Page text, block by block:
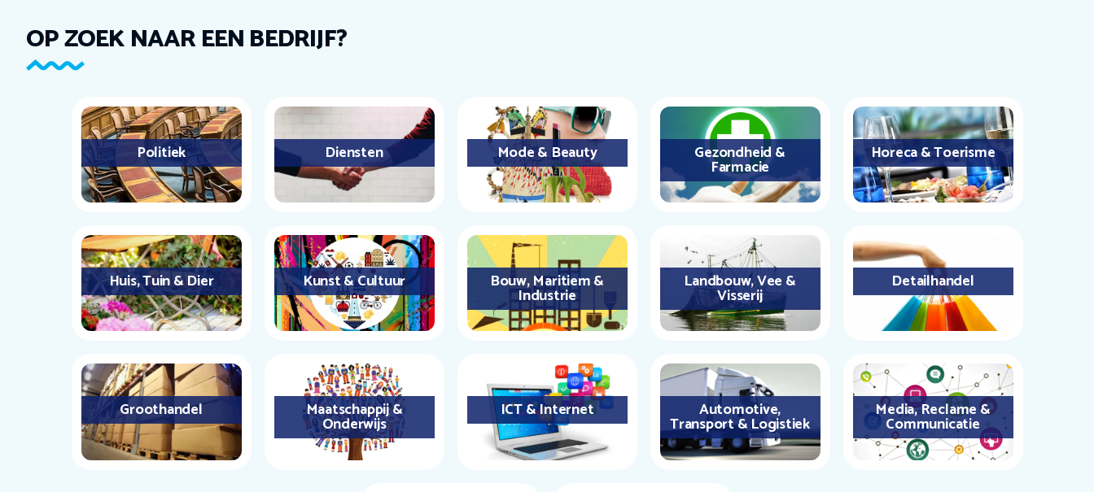
OP ZOEK NAAR EEN BEDRIJF?
Politiek Diensten Mode & Beauty Gezondheid &
Farmacie
Horeca & Toerisme
Huis, Tuin & Dier Kunst & Cultuur Bouw, Maritiem &
Industrie
Landbouw, Vee &
Visserij
Detailhandel
Groothandel Maatschappij &
Onderwijs
ICT & Internet Automotive,
Transport & Logistiek
Media, Reclame &
Communicatie